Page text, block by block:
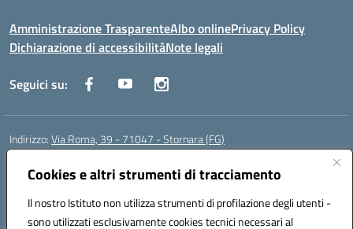
Cookies e altri strumenti di tracciamento
Il nostro Istituto non utilizza strumenti di profilazione degli utenti -
sono utilizzati esclusivamente cookies tecnici necessari al
Amministrazione TrasparenteAlbo onlinePrivacy Policy
Dichiarazione di accessibilitàNote legali
Seguici su:
Indirizzo:Via Roma, 39 - 71047 - Stornara (FG)
Centralino:
Posta elettronica certificata (PEC):FGIC83700P@pec.istruzione.it
Codice fiscale: 90015650717
Codice meccanografico:FGIC83700P